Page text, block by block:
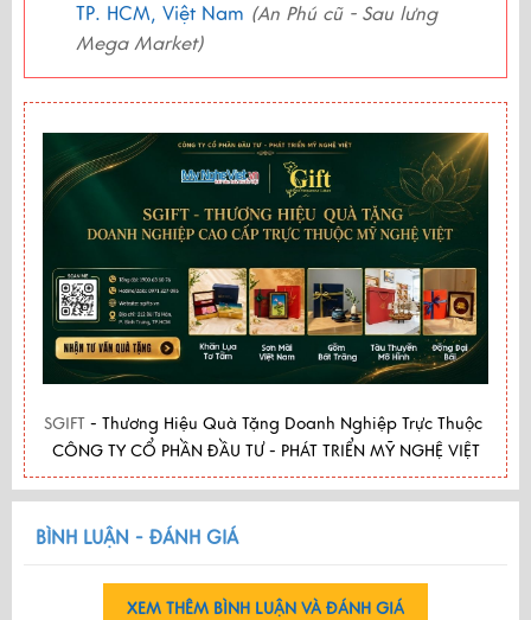
TP. HCM, Việt Nam (An Phú cũ - Sau lưng
Mega Market)
SGIFT - Thương Hiệu Quà Tặng Doanh Nghiệp Trực Thuộc
CÔNG TY CỔ PHẦN ĐẦU TƯ - PHÁT TRIỂN MỸ NGHỆ VIỆT
BÌNH LUẬN - ĐÁNH GIÁ
XEM THÊM BÌNH LUẬN VÀ ĐÁNH GIÁ